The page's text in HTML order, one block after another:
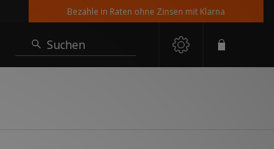
Bezahle in Raten ohne Zinsen mit Klarna
Suchen